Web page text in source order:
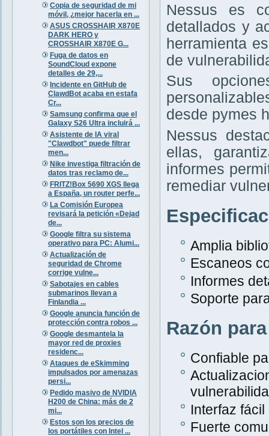
Copia de seguridad de mi
móvil, ¿mejor hacerla en ...
ASUS CROSSHAIR X870E
DARK HERO y
CROSSHAIR X870E G...
Fuga de datos en
SoundCloud expone
detalles de 29,...
Incidente en GitHub de
ClawdBot acaba en estafa
Cr...
Samsung confirma que el
Galaxy S26 Ultra incluirá ...
Asistente de IA viral
"Clawdbot" puede filtrar
men...
Nike investiga filtración de
datos tras reclamo de...
FRITZ!Box 5690 XGS llega
a España, un router perfe...
La Comisión Europea
revisará la petición «Dejad
de...
Google filtra su sistema
operativo para PC: Alumi...
Actualización de
seguridad de Chrome
corrige vulne...
Sabotajes en cables
submarinos llevan a
Finlandia ...
Google anuncia función de
protección contra robos ...
Google desmantela la
mayor red de proxies
residenc...
Ataques de eSkimming
impulsados por amenazas
persi...
Pedido masivo de NVIDIA
H200 de China: más de 2
mi...
Estos son los precios de
los portátiles con Intel ...
Nessus es
detallados y
herramienta
de
Sus
desde pymes
Nessus
ellas,
informes
remediar
Amplia
Escaneos
Informes
Soporte
Razón
Confiable
Interfaz
Fuerte